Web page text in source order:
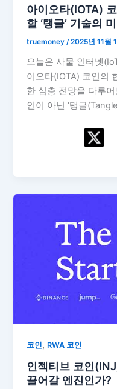
아이오타(IOTA)
할 ‘탱글’ 기술의
truemoney/2025년 11월
오늘은 사물 인터넷
이오타(IOTA) 코인의
한 심층 전망을 다루
인이 아닌 ‘탱글
코인, RWA 코인
인젝티브 코인
끌어갈 엔진인가?